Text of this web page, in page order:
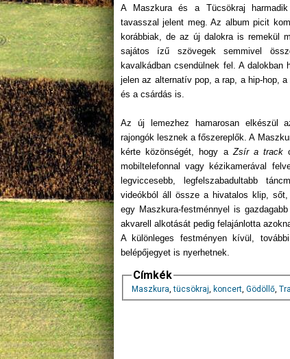
A Maszkura és a Tücsökraj
tavasszal jelent meg. Az album picit
korábbiak, de az új dalokra is remekül
sajátos ízű szövegek semmivel
kavalkádban csendülnek fel. A dalokban
jelen az alternatív pop, a rap, a hip-hop,
és a csárdás is.
Az új lemezhez hamarosan elkészül
rajongók lesznek a főszereplők. A
kérte közönségét, hogy aZsír a track
mobiltelefonnal vagy kézikamerával
legviccesebb, legfelszabadultabb
videókból áll össze a hivatalos klip, sőt,
egy Maszkura-festménnyel is
akvarell alkotását pedig felajánlotta
A különleges festményen kívül,
belépőjegyet is nyerhetnek.
Címkék
Maszkura,tücsökraj, koncert, Gödöllő,